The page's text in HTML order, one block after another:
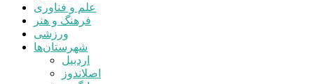
علم و فناوری
فرهنگ و هنر
ورزشی
شهرستان‌ها
اردبیل
اصلاندوز